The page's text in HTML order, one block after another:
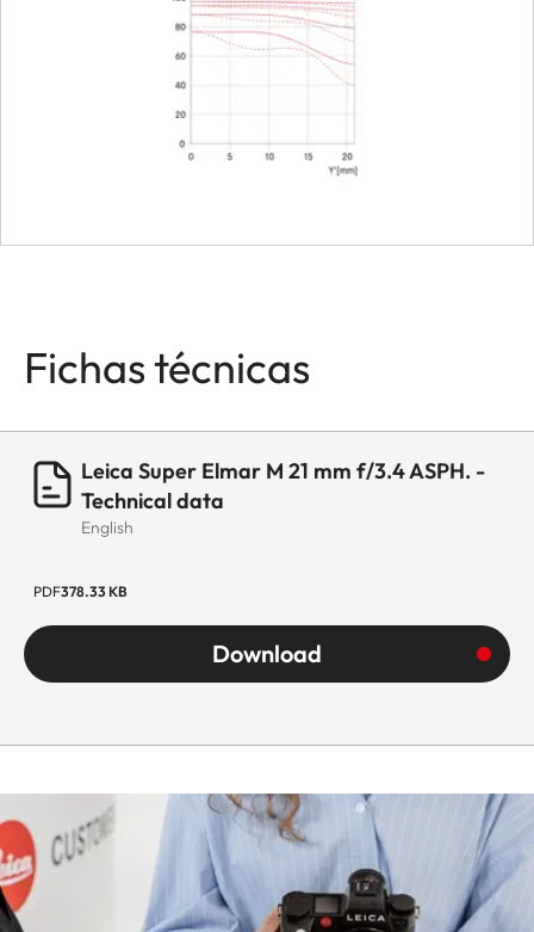
Fichas técnicas
Leica Super Elmar M 21 mm f/3.4 ASPH. -
Technical data
English
PDF378.33 KB
Download